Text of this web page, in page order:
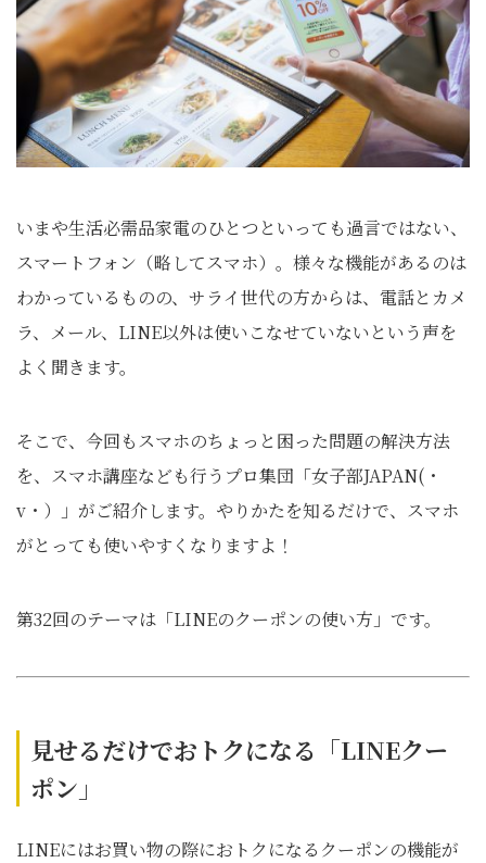
いまや生活必需品家電のひとつといっても過言ではない、
スマートフォン（略してスマホ）。様々な機能があるのは
わかっているものの、サライ世代の方からは、電話とカメ
ラ、メール、LINE以外は使いこなせていないという声を
よく聞きます。
そこで、今回もスマホのちょっと困った問題の解決方法
を、スマホ講座なども行うプロ集団「女子部JAPAN(・
v・）」がご紹介します。やりかたを知るだけで、スマホ
がとっても使いやすくなりますよ！
第32回のテーマは「LINEのクーポンの使い方」です。
見せるだけでおトクになる「LINEクー
ポン」
LINEにはお買い物の際におトクになるクーポンの機能が